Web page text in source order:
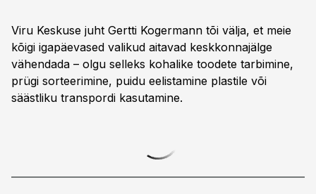
Viru Keskuse juht Gertti Kogermann tõi välja, et meie
kõigi igapäevased valikud aitavad keskkonnajälge
vähendada – olgu selleks kohalike toodete tarbimine,
prügi sorteerimine, puidu eelistamine plastile või
säästliku transpordi kasutamine.